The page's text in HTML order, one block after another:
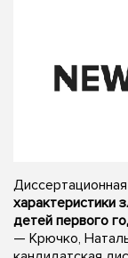
характеристики
детей первого
— Крючко,